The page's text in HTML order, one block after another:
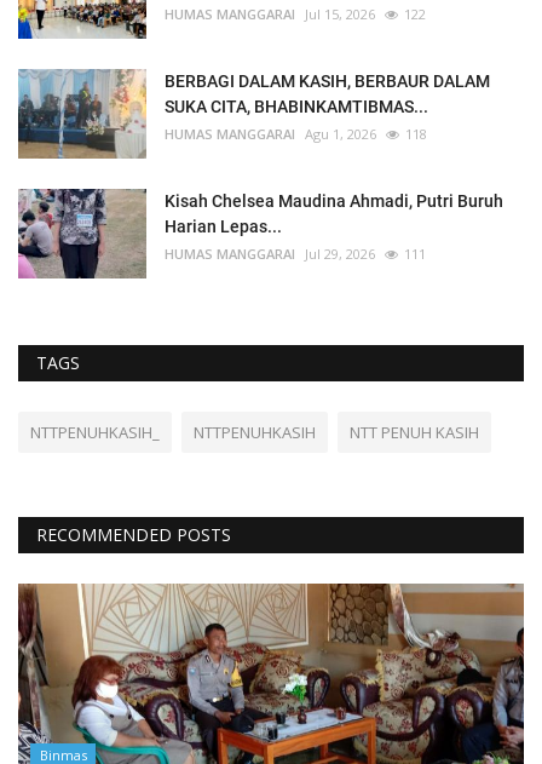
HUMAS MANGGARAI Jul 15, 2026 122
BERBAGI DALAM KASIH, BERBAUR DALAM
SUKA CITA, BHABINKAMTIBMAS...
HUMAS MANGGARAI Agu 1, 2026 118
Kisah Chelsea Maudina Ahmadi, Putri Buruh
Harian Lepas...
HUMAS MANGGARAI Jul 29, 2026 111
TAGS
NTTPENUHKASIH_ NTTPENUHKASIH NTT PENUH KASIH
RECOMMENDED POSTS
Binmas